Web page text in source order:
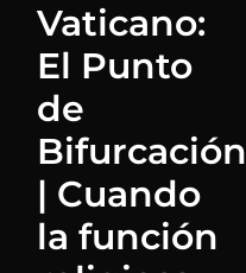
Vaticano:
El Punto
de
Bifurcación
| Cuando
la función